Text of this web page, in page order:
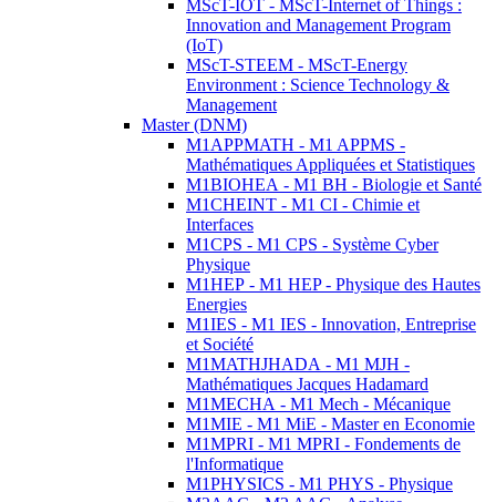
MScT-IOT - MScT-Internet of Things :
Innovation and Management Program
(IoT)
MScT-STEEM - MScT-Energy
Environment : Science Technology &
Management
Master (DNM)
M1APPMATH - M1 APPMS -
Mathématiques Appliquées et Statistiques
M1BIOHEA - M1 BH - Biologie et Santé
M1CHEINT - M1 CI - Chimie et
Interfaces
M1CPS - M1 CPS - Système Cyber
Physique
M1HEP - M1 HEP - Physique des Hautes
Energies
M1IES - M1 IES - Innovation, Entreprise
et Société
M1MATHJHADA - M1 MJH -
Mathématiques Jacques Hadamard
M1MECHA - M1 Mech - Mécanique
M1MIE - M1 MiE - Master en Economie
M1MPRI - M1 MPRI - Fondements de
l'Informatique
M1PHYSICS - M1 PHYS - Physique